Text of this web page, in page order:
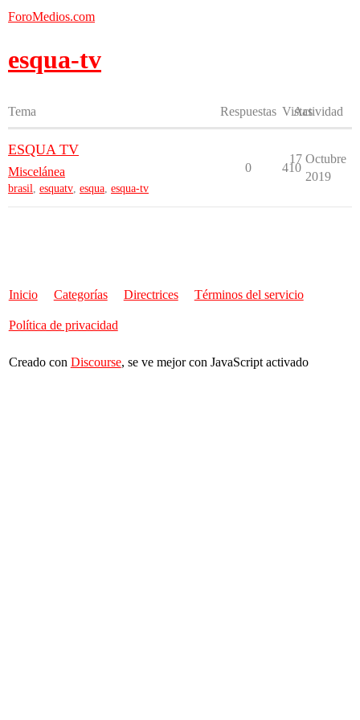
ForoMedios.com
esqua-tv
Tema Respuestas Vistas
Actividad
ESQUA TV
Miscelánea
brasil, esquatv, esqua, esqua-tv
0 410
17 Octubre
2019
Inicio Categorías Directrices Términos del servicio
Política de privacidad
Creado con Discourse, se ve mejor con JavaScript activado